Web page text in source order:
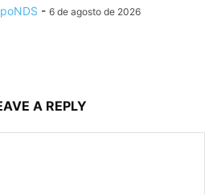
- 6 de agosto de 2026
A REPLY